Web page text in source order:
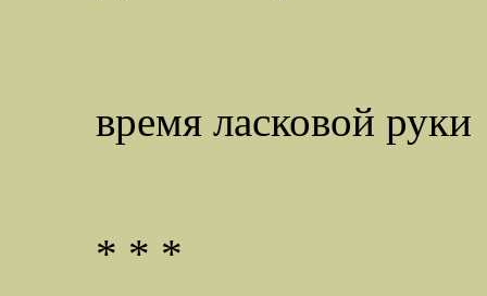
время ласковой руки
* * *